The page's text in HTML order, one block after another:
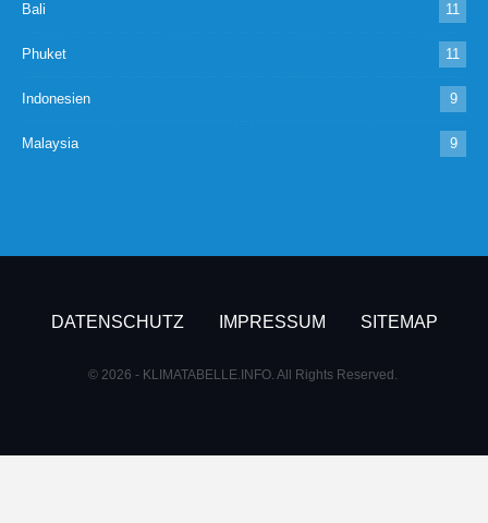
Bali 11
Phuket 11
Indonesien 9
Malaysia 9
DATENSCHUTZ IMPRESSUM SITEMAP
© 2026 - KLIMATABELLE.INFO. All Rights Reserved.